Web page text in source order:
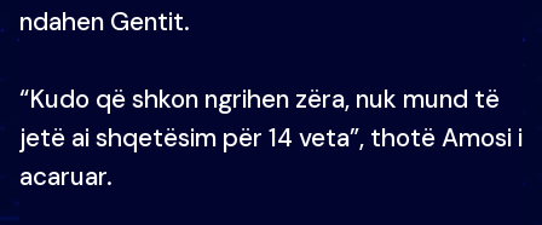
ndahen Gentit.
“Kudo që shkon ngrihen zëra, nuk mund të
jetë ai shqetësim për 14 veta”, thotë Amosi i
acaruar.